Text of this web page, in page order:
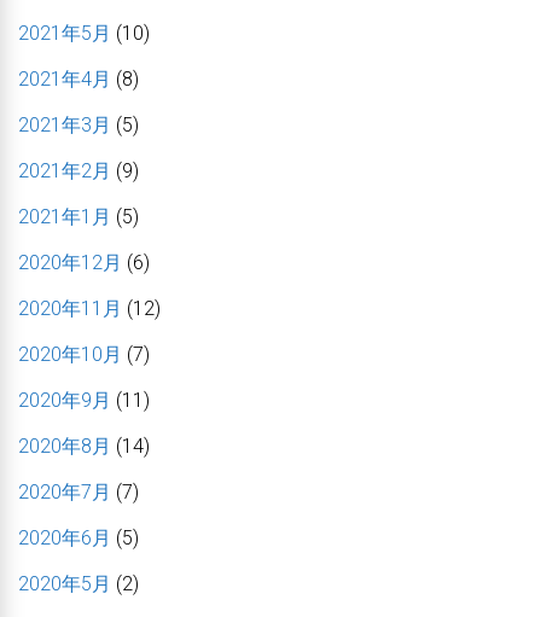
2021年5月 (10)
2021年4月 (8)
2021年3月 (5)
2021年2月 (9)
2021年1月 (5)
2020年12月 (6)
2020年11月 (12)
2020年10月 (7)
2020年9月 (11)
2020年8月 (14)
2020年7月 (7)
2020年6月 (5)
2020年5月 (2)